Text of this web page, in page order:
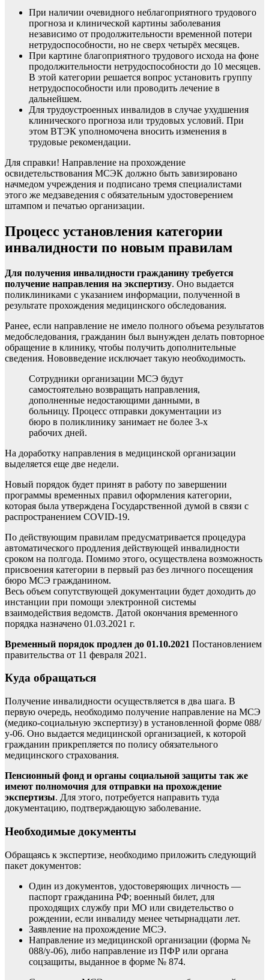
При наличии очевидного неблагоприятного трудового
прогноза и клинической картины заболевания
независимо от продолжительности временной потери
нетрудоспособности, но не сверх четырёх месяцев.
При картине благоприятного трудового исхода на фоне
продолжительности нетрудоспособности до 10 месяцев.
В этой категории решается вопрос установить группу
нетрудоспособности или проводить лечение в
дальнейшем.
Для трудоустроенных инвалидов в случае ухудшения
клинического прогноза или трудовых условий. При
этом ВТЭК уполномочена вносить изменения в
трудовые рекомендации.
Для справки! Направление на прохождение
освидетельствования МСЭК должно быть завизировано
начмедом учреждения и подписано тремя специалистами
этого же медзаведения с обязательным удостоверением
штампом и печатью организации.
Процесс установления категории
инвалидности по новым правилам
Для получения инвалидности гражданину требуется
получение направления на экспертизу. Оно выдается
поликлиниками с указанием информации, полученной в
результате прохождения медицинского обследования.
Ранее, если направление не имело полного объема результатов
медобследования, гражданин был вынужден делать повторное
обращение в клинику, чтобы получить дополнительные
сведения. Нововведение исключает такую необходимость.
Сотрудники организации МСЭ будут
самостоятельно возвращать направления,
дополненные недостающими данными, в
больницу. Процесс отправки документации из
бюро в поликлинику занимает не более 3-х
рабочих дней.
На доработку направления в медицинской организации
выделяется еще две недели.
Новый порядок будет принят в работу по завершении
программы временных правил оформления категории,
которая была утверждена Государственной думой в связи с
распространением COVID-19.
По действующим правилам предусматривается процедура
автоматического продления действующей инвалидности
сроком на полгода. Помимо этого, осуществлена возможность
присвоения категории в первый раз без личного посещения
бюро МСЭ гражданином.
Весь объем сопутствующей документации будет доходить до
инстанции при помощи электронной системы
взаимодействия ведомств. Датой окончания временного
порядка назначено 01.03.2021 г.
Временный порядок продлен до 01.10.2021 Постановлением
правительства от 11 февраля 2021.
Куда обращаться
Получение инвалидности осуществляется в два шага. В
первую очередь, необходимо получение направление на МСЭ
(медико-социальную экспертизу) в установленной форме 088/
у-06. Оно выдается медицинской организацией, к которой
гражданин прикрепляется по полису обязательного
медицинского страхования.
Пенсионный фонд и органы социальной защиты так же
имеют полномочия для отправки на прохождение
экспертизы. Для этого, потребуется направить туда
документацию, подтверждающую заболевание.
Необходимые документы
Обращаясь к экспертизе, необходимо приложить следующий
пакет документов:
Один из документов, удостоверяющих личность —
паспорт гражданина РФ; военный билет, для
проходящих службу при МО или свидетельство о
рождении, если инвалиду менее четырнадцати лет.
Заявление на прохождение МСЭ.
Направление из медицинской организации (форма №
088/у‑06), либо направление из ПФР или органа
соцзащиты, выданное в форме № 874.